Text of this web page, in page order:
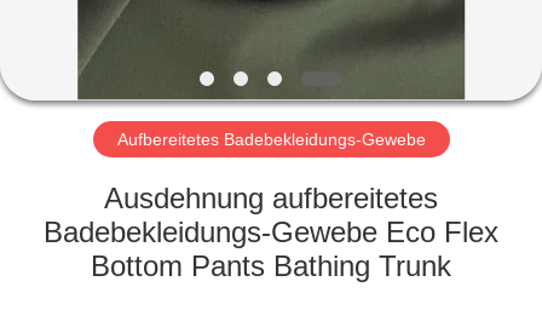
SHOW
ÜBER
FABRIK-
AUSFLUG
Aufbereitetes Badebekleidungs-Gewebe
Ausdehnung aufbereitetes
Badebekleidungs-Gewebe Eco Flex
Bottom Pants Bathing Trunk